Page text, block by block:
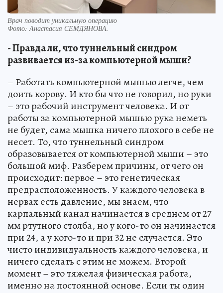
Врач поводит уникальную операцию
Фото: Анастасия СЕМДЯНОВА.
- Правда ли, что туннельный синдром
развивается из-за компьютерной мыши?
– Работать компьютерной мышью легче, чем
доить корову. И кто бы что не говорил, но руки
– это рабочий инструмент человека. И от
работы за компьютерной мышью рука неметь
не будет, сама мышка ничего плохого в себе не
несет. То, что туннельный синдром
образовывается от компьютерной мыши – это
большой миф. Разберем причины, от чего он
происходит: первое – это генетическая
предрасположенность. У каждого человека в
нервах есть давление, мы знаем, что
карпальный канал начинается в среднем от 27
мм ртутного столба, но у кого-то он начинается
при 24, а у кого-то и при 32 не случается. Это
чисто индивидуальность каждого человека, и
ничего сделать с этим не можем. Второй
момент – это тяжелая физическая работа,
именно на постоянной основе. Если ты один